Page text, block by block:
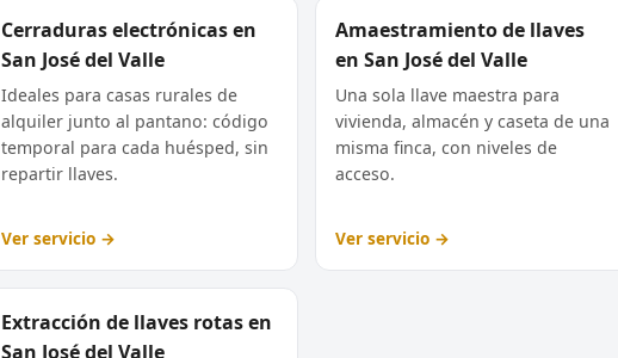
Cerraduras electrónicas en
San José del Valle
Ideales para casas rurales de
alquiler junto al pantano: código
temporal para cada huésped, sin
repartir llaves.
Ver servicio →
Amaestramiento de llaves
en San José del Valle
Una sola llave maestra para
vivienda, almacén y caseta de una
misma finca, con niveles de
acceso.
Ver servicio →
Extracción de llaves rotas en
San José del Valle